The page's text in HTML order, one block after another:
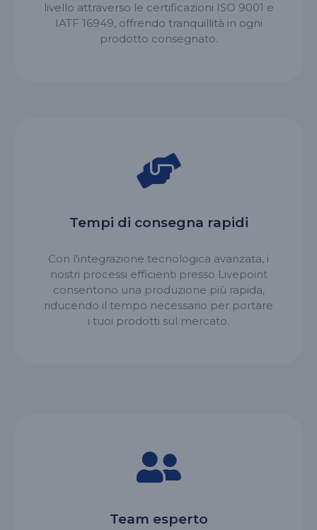
livello attraverso le certificazioni ISO 9001 e
IATF 16949, offrendo tranquillità in ogni
prodotto consegnato.
Tempi di consegna rapidi
Con l'integrazione tecnologica avanzata, i
nostri processi efficienti presso Livepoint
consentono una produzione più rapida,
riducendo il tempo necessario per portare
i tuoi prodotti sul mercato.
Team esperto